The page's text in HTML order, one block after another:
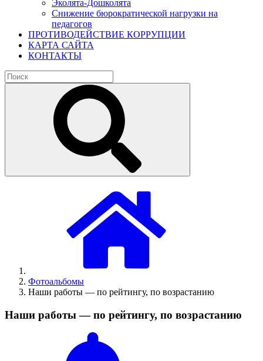
Эколята-Дошколята
Снижение бюрократической нагрузки на
педагогов
ПРОТИВОДЕЙСТВИЕ КОРРУПЦИИ
КАРТА САЙТА
КОНТАКТЫ
Фотоальбомы
Наши работы — по рейтингу, по возрастанию
Наши работы — по рейтингу, по возрастанию